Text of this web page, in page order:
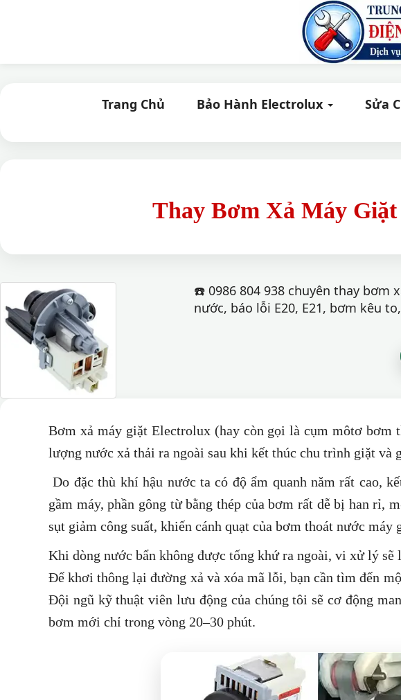
Trang Chủ Bảo Hành Electrolux Sửa
Thay Bơm Xả Máy
☎️ 0986 804 938 chuyên thay bơm
nước, báo lỗi E20, E21, bơm kêu
Bơm xả máy giặt Electrolux (hay còn gọi là cụm môtơ
lượng nước xả thải ra ngoài sau khi kết thúc chu trình giặt và
Do đặc thù khí hậu nước ta có độ ẩm quanh năm rất cao,
gầm máy, phần gông từ bằng thép của bơm rất dễ bị han rỉ,
sụt giảm công suất, khiến cánh quạt của bơm thoát nước
Khi dòng nước bẩn không được tống khứ ra ngoài, vi xử lý sẽ
Để khơi thông lại đường xả và xóa mã lỗi, bạn cần tìm đến
Đội ngũ kỹ thuật viên lưu động của chúng tôi sẽ cơ động
bơm mới chỉ trong vòng 20–30 phút.